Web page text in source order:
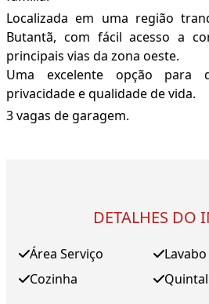
Localizada em uma região
Butantã, com fácil acesso a
principais vias da zona oeste.
Uma excelente opção para
privacidade e qualidade de vida.
3 vagas de garagem.
DETALHES DO
Área Serviço
Cozinha
Lavabo
Quintal